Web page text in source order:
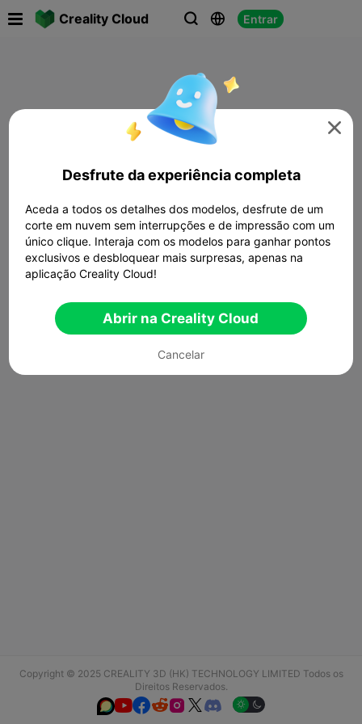
Creality Cloud   Entrar
Copyright © 2025 CREALITY 3D (HK) TECHNOLOGY LIMITED Todos os
Direitos Reservados.
  

Desfrute da experiência completa
Aceda a todos os detalhes dos modelos, desfrute de um
corte em nuvem sem interrupções e de impressão com um
único clique. Interaja com os modelos para ganhar pontos
exclusivos e desbloquear mais surpresas, apenas na
aplicação Creality Cloud!
Abrir na Creality Cloud
Cancelar